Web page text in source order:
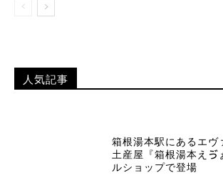
人気記事
箱根湯本駅にあるエヴ
土産屋『箱根湯本えゔ
ルショップで登場